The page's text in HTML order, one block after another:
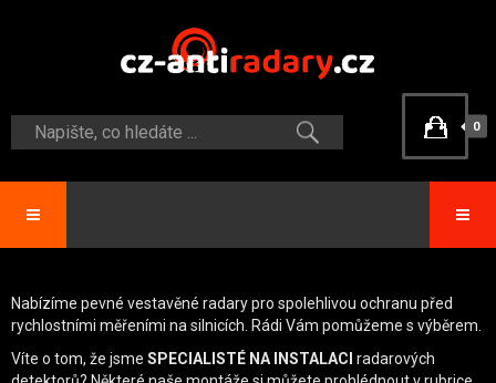
0
Nabízíme pevné vestavěné radary pro spolehlivou ochranu před
rychlostními měřeními na silnicích. Rádi Vám pomůžeme s výběrem.
Víte o tom, že jsme SPECIALISTÉ NA INSTALACI radarových